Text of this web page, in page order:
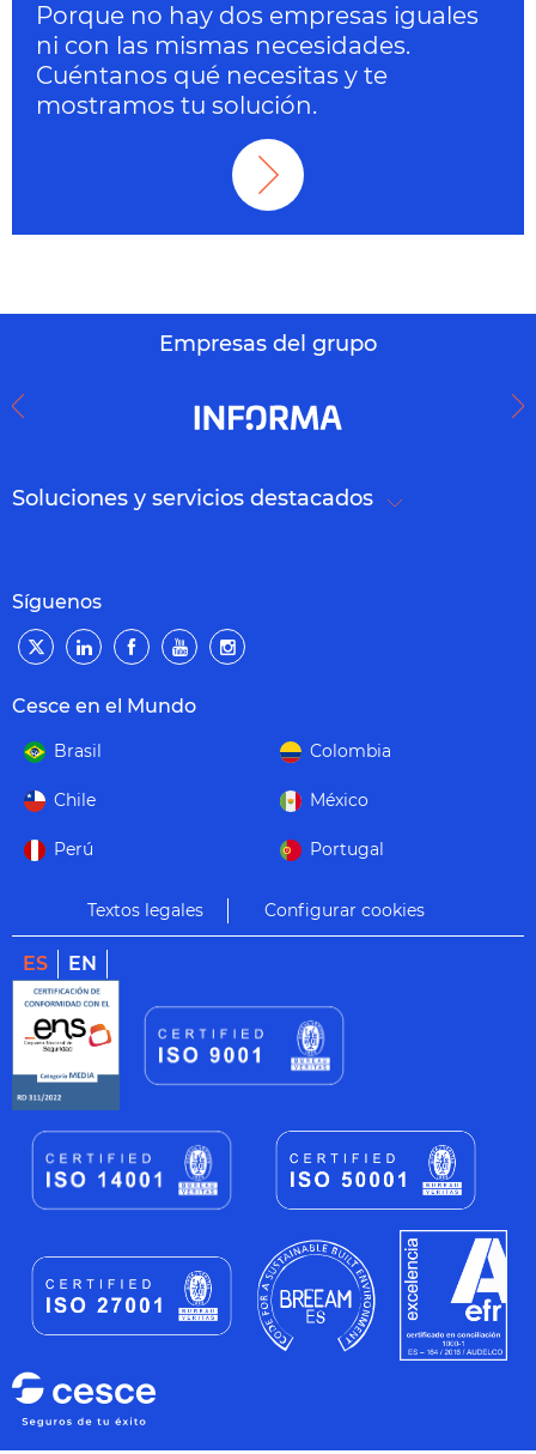
Porque no hay dos empresas iguales
ni con las mismas necesidades.
Cuéntanos qué necesitas y te
mostramos tu solución.
Empresas del grupo
Soluciones y servicios destacados
Síguenos
Cesce en el Mundo
Brasil Colombia
Chile México
Perú Portugal
Textos legales Configurar cookies
ES EN